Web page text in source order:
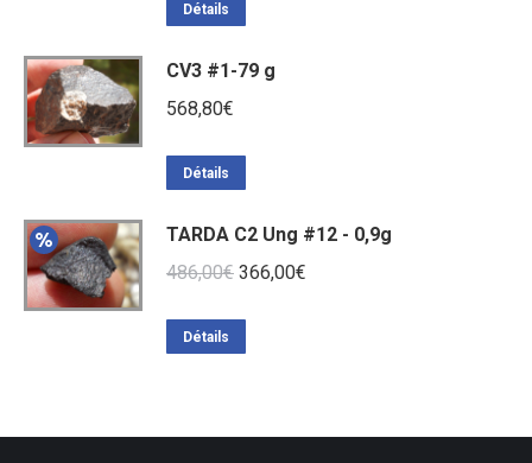
Détails
CV3 #1-79 g
568,80€
Détails
TARDA C2 Ung #12 - 0,9g
486,00€ Le
366,00€
Détails